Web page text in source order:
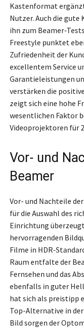
Kastenformat
Nutzer. Auch die
ihn zum Beamer-
Freestyle punktet
Zufriedenheit der
excellentem Service
Garantieleistungen
verstärken die
zeigt sich eine hohe
wesentlichen Faktor
Videoprojektoren für
Vor- und
Beamer
Vor- und Nachteile
für die Auswahl des
Einrichtung
hervorragenden
Filme in HDR-
Raum entfalte der
Fernsehen und das
ebenfalls in guter
hat sich als preistipp
Top-Alternative in
Bild sorgen der